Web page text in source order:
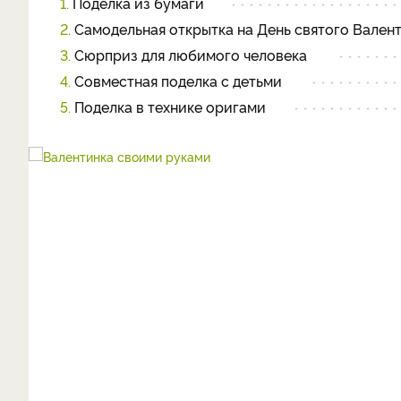
2. Самодельная открытка на День святого
3. Сюрприз для любимого человека
4. Совместная поделка с детьми
5. Поделка в технике оригами